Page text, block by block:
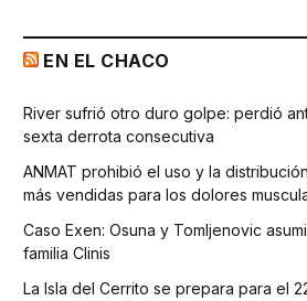
EN EL CHACO
River sufrió otro duro golpe: perdió
sexta derrota consecutiva
ANMAT prohibió el uso y la
más vendidas para los dolores
Caso Exen: Osuna y Tomljenovic
familia Clinis
La Isla del Cerrito se prepara para el